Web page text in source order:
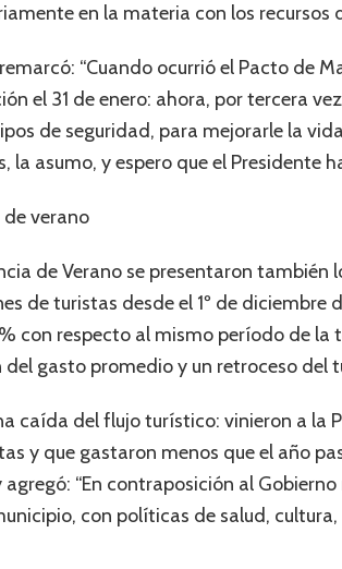
en la materia con los recursos
“Cuando ocurrió el Pacto de
el 31 de enero: ahora, por tercera
de seguridad, para mejorarle la
la asumo, y espero que el Presidente
verano
de Verano se presentaron
de turistas desde el 1º de
con respecto al mismo período de
gasto promedio y un retroceso del
caída del flujo turístico: vinieron a
y que gastaron menos que el año
agregó: “En contraposición al
con políticas de salud,